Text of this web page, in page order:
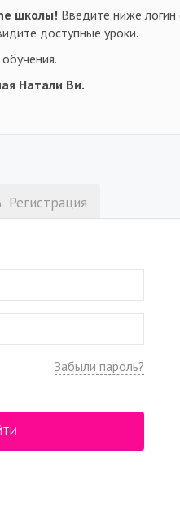
школы! Введите ниже
доступные уроки.
Натали Ви.
Регистрация
Забыли пароль?